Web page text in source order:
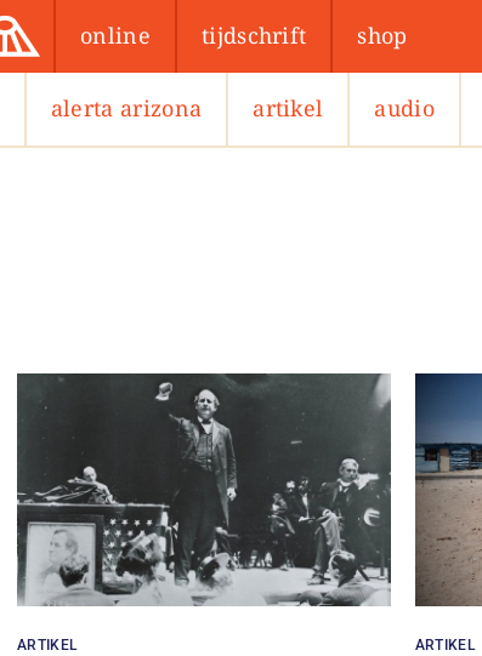
online tijdschrift shop
alerta arizona artikel audio
ARTIKEL ARTIKEL